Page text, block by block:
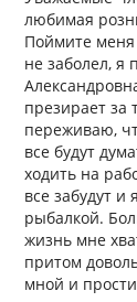
любимая
Поймите
не заболел, я
презирает за
переживаю,
все будут
ходить на
все забудут
рыбалкой.
жизнь мне
притом
мной и